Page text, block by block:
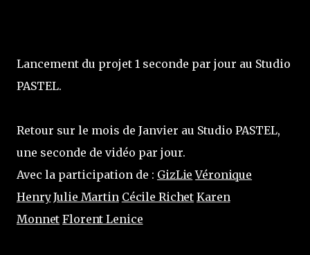
Lancement du projet 1 seconde par jour au Studio
PASTEL.
Retour sur le mois de Janvier au Studio PASTEL,
une seconde de vidéo par jour.
Avec la participation de : GizLie Véronique
HenryJulie Martin Cécile Richet Karen
Monnet Florent Lenice